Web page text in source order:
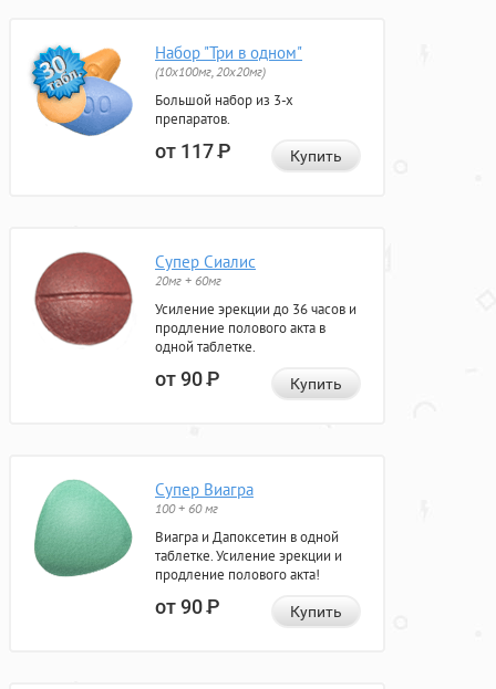
Набор "Три в одном"
(10x100мг, 20x20мг)
Большой набор из 3-х
препаратов.
от 117Р Купить
Супер Сиалис
20мг + 60мг
Усиление эрекции до 36 часов и
продление полового акта в
одной таблетке.
от 90Р Купить
Супер Виагра
100 + 60 мг
Виагра и Дапоксетин в одной
таблетке. Усиление эрекции и
продление полового акта!
от 90Р Купить